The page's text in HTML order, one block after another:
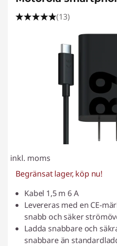
(13)
inkl. moms
Begränsat lager, köp nu!
Kabel 1,5 m 6 A
Levereras med en CE-
snabb och säker
Ladda snabbare och
snabbare än